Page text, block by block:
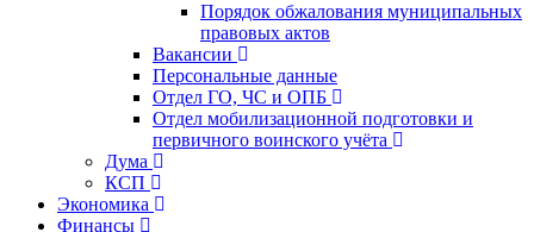
Порядок обжалования муниципальных
правовых актов
Вакансии
Персональные данные
Отдел ГО, ЧС и ОПБ
Отдел мобилизационной подготовки и
первичного воинского учёта
Дума
КСП
Экономика
Финансы